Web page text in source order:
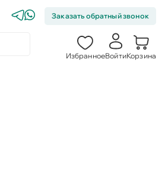
Заказать обратный звонок
ИзбранноеВойтиКорзина